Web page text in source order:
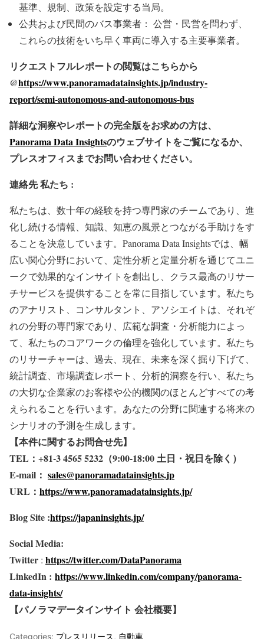
基準、規制、政策を設定する当局。
公共および民間のバス事業者： 公営・民営を問わず、
これらの技術をいち早く車両に導入する主要事業者。
リクエストフルレポートの閲覧はこちらから
@https://www.panoramadatainsights.jp/industry-
report/semi-autonomous-and-autonomous-bus
詳細な洞察やレポートの完全版をお求めの方は、
Panorama Data Insightsのウェブサイトをご覧になるか、
プレスオフィスまでお問い合わせください。
連絡先私たち :
私たちは、数十年の経験を持つ専門家のチームであり、進
化し続ける情報、知識、知恵の風景とつながる手助けをす
ることを決意しています。Panorama Data Insightsでは、幅
広い関心分野において、定性分析と定量分析を通じてユニ
ークで効果的なインサイトを創出し、クラス最高のリサー
チサービスを提供することを常に目指しています。私たち
のアナリスト、コンサルタント、アソシエイトは、それぞ
れの分野の専門家であり、広範な調査・分析能力によっ
て、私たちのコアワークの倫理を強化しています。私たち
のリサーチャーは、過去、現在、未来を深く掘り下げて、
統計調査、市場調査レポート、分析的洞察を行い、私たち
の大切な企業家のお客様や公的機関のほとんどすべての考
えられることを行います。あなたの分野に関連する将来の
シナリオの予測を生成します。
【本件に関するお問合せ先】
TEL ：+81-3 4565 5232 （9:00-18:00土日・祝日を除く）
E-mail ： sales@panoramadatainsights.jp
URL ： https://www.panoramadatainsights.jp/
Blog Site :https://japaninsights.jp/
Social Media:
Twitter : https://twitter.com/DataPanorama
LinkedIn : https://www.linkedin.com/company/panorama-
data-insights/
【パノラマデータインサイト 会社概要】
Categories: プレスリリース, 自動車